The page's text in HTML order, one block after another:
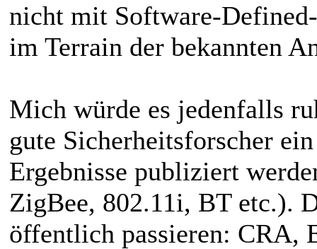
nicht mit Software-
im Terrain der bekannten
Mich würde es jedenfalls
gute Sicherheitsforscher
Ergebnisse publiziert
ZigBee, 802.11i, BT etc.).
öffentlich passieren: CRA,